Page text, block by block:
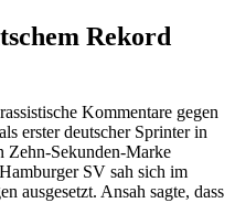
Rekord
Kommentare gegen
erster deutscher Sprinter in
Zehn-Sekunden-Marke
SV sah sich im
ausgesetzt. Ansah sagte, dass